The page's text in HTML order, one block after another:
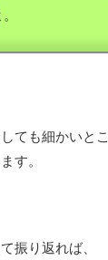
ても細かいと
す。
振り返れば、